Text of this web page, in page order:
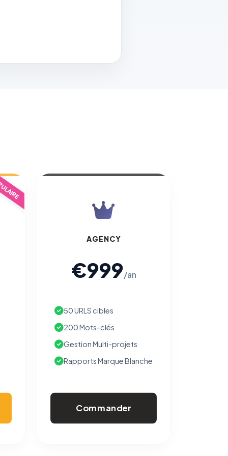
AGENCY
€999/an
50 URLS cibles
200 Mots-clés
Gestion Multi-projets
Rapports Marque Blanche
Commander